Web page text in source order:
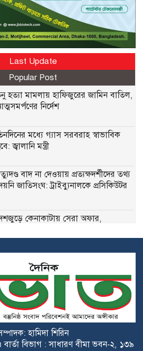
Last Update
Popular Post
হত্যা মামলায় হাফিজুরের জামিন বাতিল,
নির্দেশ
মধ্যে গ্যাস সরবরাহ স্বাভাবিক
জ্বালানি মন্ত্রী
বাদ না দেওয়ায় প্রত্যক্ষদর্শীদের তথ্য
জাতিসংঘ: ট্রাইব্যুনালকে প্রসিকিউটর
কেনাকাটায় সেরা অফার,
উদ্ধার, চোরচক্রের সদস্য গ্রেফতার
রোধে কঠোর ও সমন্বিত পদক্ষেপ
গ্রহণে অবহেলার সুযোগ নেই : প্রধানমন্ত্রী
সেপ্টেম্বর ঢাকা-চট্টগ্রাম লংমার্চ করবে ১১
হামিদা শিরিন
বার্তা বিভাগ : সাধারণ বীমা ভবন-২, ১৩৯